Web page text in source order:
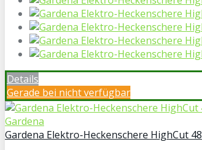
Details
Gerade bei nicht verfügbar
Gardena
Gardena Elektro-Heckenschere HighCut 48